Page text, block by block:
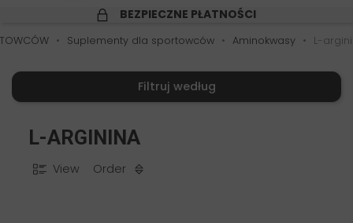
BEZPIECZNE PŁATNOŚCI
Suplementy dla sportowców Aminokwasy L-
Filtruj według
L-ARGININA
View Order